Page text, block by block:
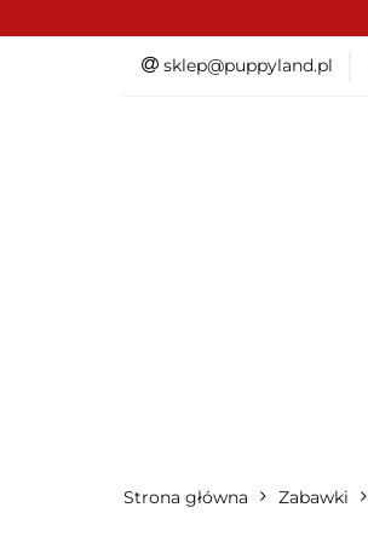
sklep@puppyland.pl
Strona główna Zabawki